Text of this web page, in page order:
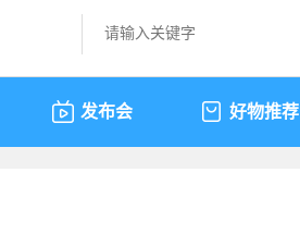
发布会 好物推荐